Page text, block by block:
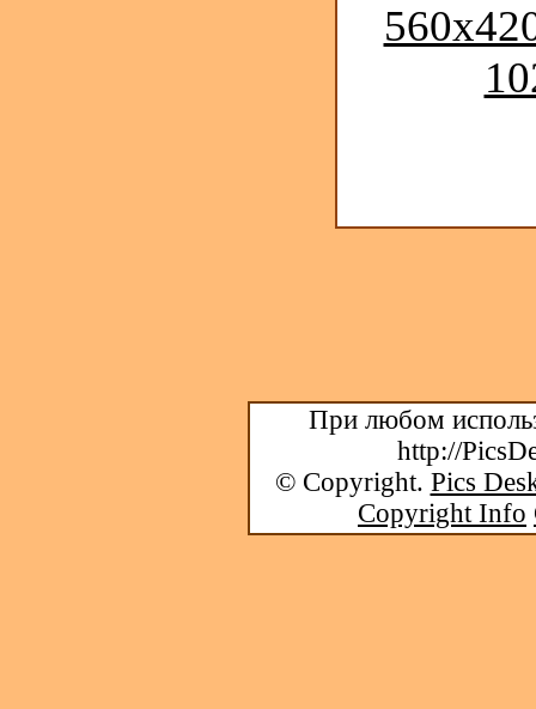
При любом
http://
© Copyright. Pics
Copyright Info